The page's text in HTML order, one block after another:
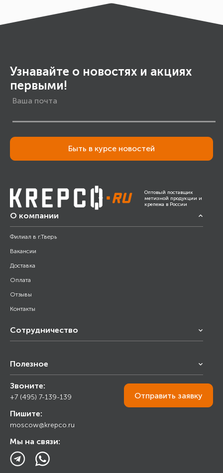
Узнавайте о новостях и акциях
первыми!
Быть в курсе новостей
Оптовый поставщик
метизной продукции и
крепежа в России
О компании
Филиал в г.Тверь
Вакансии
Доставка
Оплата
Отзывы
Контакты
Сотрудничество
Снабжение строительства
Торговым организациям
Полезное
Калькулятор
Прайс лист
Ответы на вопросы
Блог
Звоните:
+7 (495) 7-139-139
Пишите:
moscow@krepco.ru
Мы на связи:
Отправить заявку